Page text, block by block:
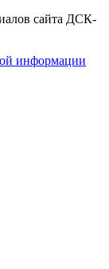
сайта ДСК-
информации